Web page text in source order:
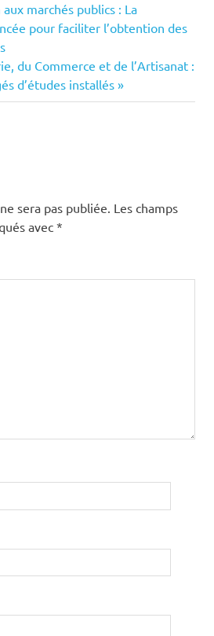
marchés publics : La
pour faciliter l’obtention des
du Commerce et de l’Artisanat :
d’études installés
sera pas publiée. Les champs
avec *